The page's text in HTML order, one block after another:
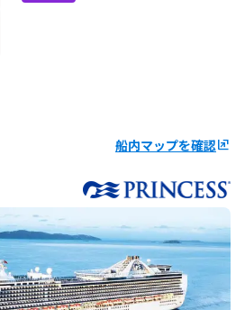
船内マップを確認ungroup